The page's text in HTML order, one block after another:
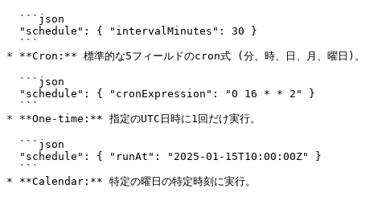
* **Cron:** 標準的な5フィールドのcron式 (分、時、日、月、曜日)。
* **One-time:** 指定のUTC日時に1回だけ実行。
* **Calendar:** 特定の曜日の特定時刻に実行。